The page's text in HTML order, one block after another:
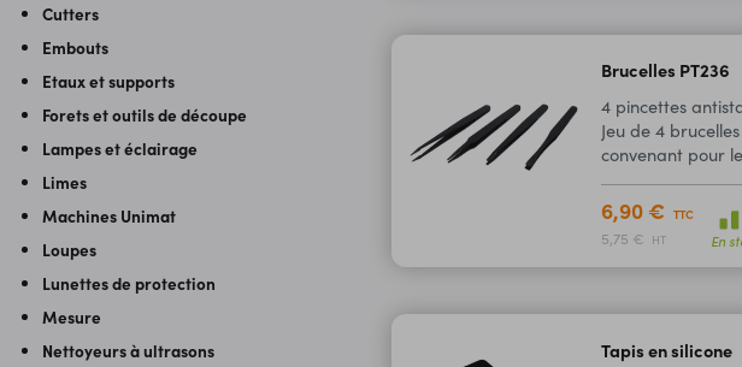
Cutters
Embouts
Etaux et supports
Forets et outils de découpe
Lampes et éclairage
Limes
Machines Unimat
Loupes
Lunettes de protection
Mesure
Nettoyeurs à ultrasons
Brucelles PT236
4 pincettes
Jeu de 4
convenant pour
6,90 € TTC
5,75 € HT En
Tapis en silicone